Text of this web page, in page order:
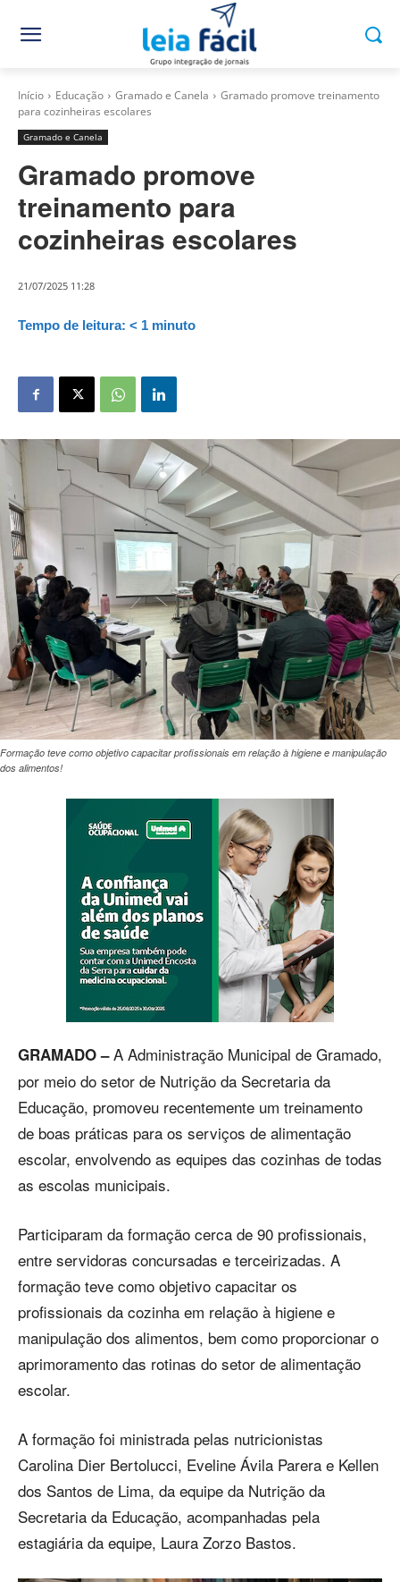
Início Educação Gramado e Canela
Gramado promove treinamento
para cozinheiras escolares
Gramado e Canela
Gramado promove
treinamento para
cozinheiras escolares
21/07/2025 11:28
Tempo de leitura: < 1 minuto
Formação teve como objetivo capacitar profissionais em relação à higiene e manipulação
dos alimentos!
GRAMADO –A Administração Municipal de Gramado,
por meio do setor de Nutrição da Secretaria da
Educação, promoveu recentemente um treinamento
de boas práticas para os serviços de alimentação
escolar, envolvendo as equipes das cozinhas de todas
as escolas municipais.
Participaram da formação cerca de 90 profissionais,
entre servidoras concursadas e terceirizadas. A
formação teve como objetivo capacitar os
profissionais da cozinha em relação à higiene e
manipulação dos alimentos, bem como proporcionar o
aprimoramento das rotinas do setor de alimentação
escolar.
A formação foi ministrada pelas nutricionistas
Carolina Dier Bertolucci, Eveline Ávila Parera e Kellen
dos Santos de Lima, da equipe da Nutrição da
Secretaria da Educação, acompanhadas pela
estagiária da equipe, Laura Zorzo Bastos.